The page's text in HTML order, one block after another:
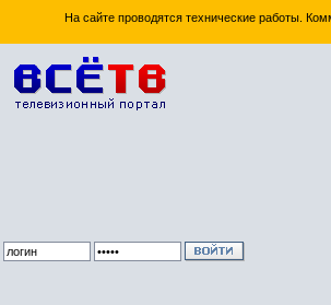
На сайте проводятся технические работы.